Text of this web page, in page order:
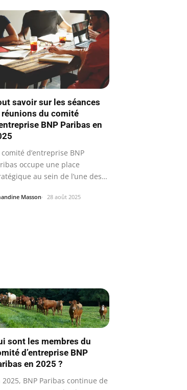
savoir sur les séances
réunions du comité
BNP Paribas en
comité d’entreprise BNP
occupe une place
au sein de l’une des
Masson 28 août 2025
sont les membres du
d’entreprise BNP
en 2025 ?
2025, BNP Paribas continue de